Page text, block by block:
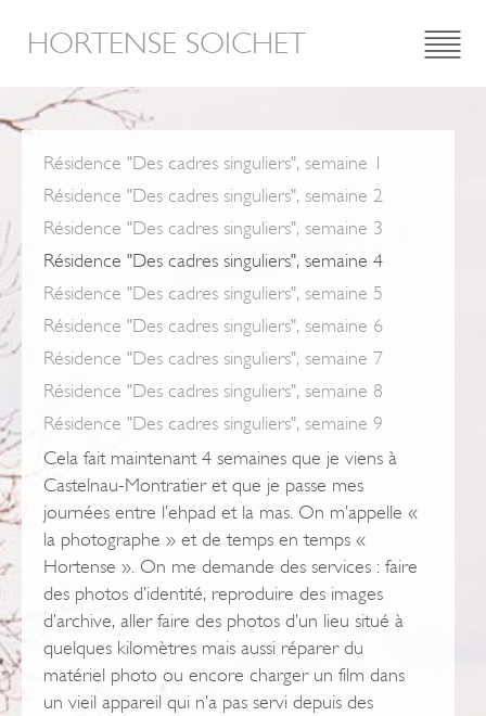
HORTENSE SOICHET
Résidence "Des cadres singuliers", semaine 1
Résidence "Des cadres singuliers", semaine 2
Résidence "Des cadres singuliers", semaine 3
Résidence "Des cadres singuliers", semaine 4
Résidence "Des cadres singuliers", semaine 5
Résidence "Des cadres singuliers", semaine 6
Résidence "Des cadres singuliers", semaine 7
Résidence "Des cadres singuliers", semaine 8
Résidence "Des cadres singuliers", semaine 9
Cela fait maintenant 4 semaines que je viens à
Castelnau-Montratier et que je passe mes
journées entre l’ehpad et la mas. On m’appelle «
la photographe » et de temps en temps «
Hortense ». On me demande des services : faire
des photos d’identité, reproduire des images
d’archive, aller faire des photos d’un lieu situé à
quelques kilomètres mais aussi réparer du
matériel photo ou encore charger un film dans
un vieil appareil qui n’a pas servi depuis des